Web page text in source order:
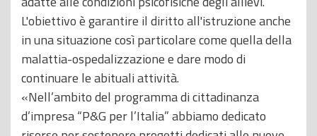
L'obiettivo è garantire il diritto all'istruzione anche
in una situazione così particolare come quella della
malattia-ospedalizzazione e dare modo di
continuare le abituali attività.
«Nell’ambito del programma di cittadinanza
d’impresa “P&G per l’Italia” abbiamo dedicato